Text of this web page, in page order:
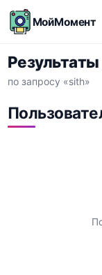
МойМомент
по запросу «sith»